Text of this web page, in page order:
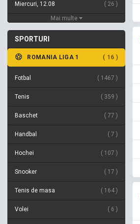
Miercuri, 12.08 26
Mai multe
SPORTURI
ROMANIA LIGA 1 16
Fotbal 1467
Tenis 359
Baschet 77
Handbal 7
Hochei 107
Snooker 17
Tenis de masa 164
Volei 6